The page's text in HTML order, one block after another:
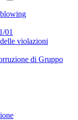
01
violazioni
di Gruppo